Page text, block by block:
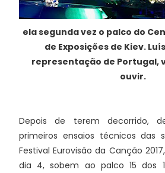
ela segunda vez o palco do
de Exposições de Kiev.
representação de Portugal,
ouvir.
Depois de terem decorrido,
primeiros ensaios técnicos das
Festival Eurovisão da Canção
dia 4, sobem ao palco 15 dos